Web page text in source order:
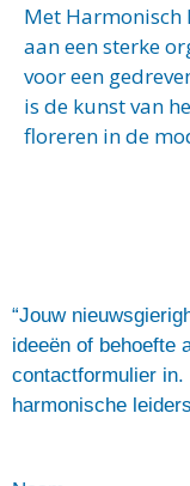
Met Harmonisch
aan een sterke
voor een
is de kunst van
floreren in de
“Jouw
ideeën of behoefte
contactformulier in.
harmonische